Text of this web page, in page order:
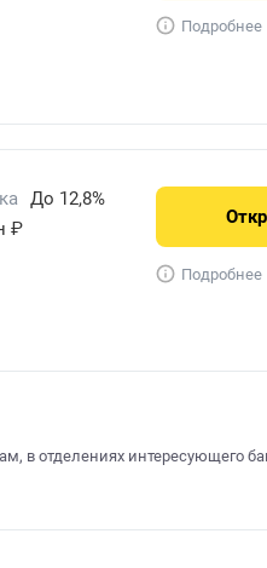
Подробнее
До 12,8%
₽
Подробнее
в отделениях интересующего